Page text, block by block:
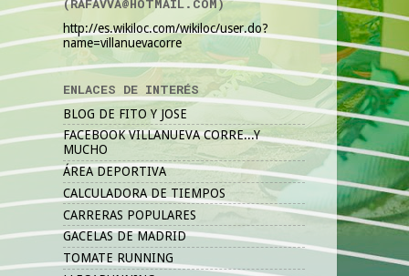
(RAFAVVA@HOTMAIL.COM)
http://es.wikiloc.com/wikiloc/user.do?
name=villanuevacorre
ENLACES DE INTERÉS
BLOG DE FITO Y JOSE
FACEBOOK VILLANUEVA CORRE...Y
MUCHO
ÁREA DEPORTIVA
CALCULADORA DE TIEMPOS
CARRERAS POPULARES
GACELAS DE MADRID
TOMATE RUNNING